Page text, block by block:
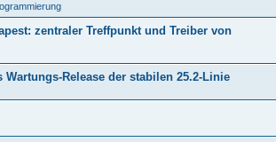
zentraler Treffpunkt und Treiber von
Release der stabilen 25.2-Linie